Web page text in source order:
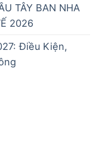
TÂY BAN NHA
2026
Điều Kiện,